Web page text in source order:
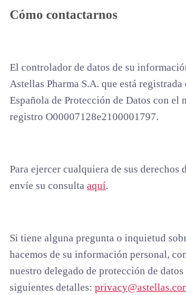
Cómo contactarnos
El controlador de datos de su
Astellas Pharma S.A. que está registrada
Española de Protección de Datos con el
registro O00007128e2100001797.
Para ejercer cualquiera de sus derechos
envíe su consulta aquí.
Si tiene alguna pregunta o inquietud
hacemos de su información personal,
nuestro delegado de protección de
siguientes detalles: